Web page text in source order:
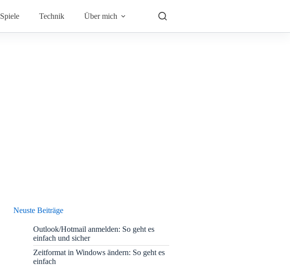
Spiele Technik Über mich
Neuste Beiträge
Outlook/Hotmail anmelden: So geht es
einfach und sicher
Zeitformat in Windows ändern: So geht es
einfach